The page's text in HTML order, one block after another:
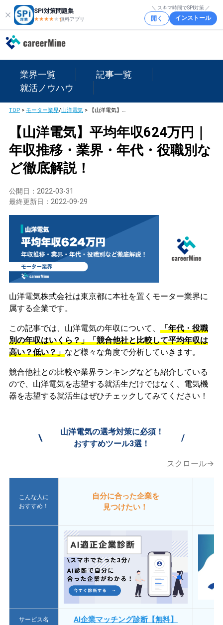
SPI対策問題集
★★★★ ★★
無料アプリ
＼ スキマ時間でSPI対策 ／
開く インストール
業界一覧
記事一覧
就活ノウハウ
TOP> モーター業界/山洋電気> 【山洋電気】平均年収624万円｜年収推移・業界・年代・役職別など徹底解説！
【山洋電気】平均年収624万円｜
年収推移・業界・年代・役職別な
ど徹底解説！
公開日： 2022-03-31
最終更新日： 2022-09-29
山洋電気株式会社は東京都に本社を置くモーター業界に
属する企業です。
この記事では、山洋電気の年収について、 「年代・役職
別の年収はいくら？」「競合他社と比較して平均年収は
高い？低い？」など様々な角度で分析していきます。
競合他社との比較や業界ランキングなども紹介している
ので、山洋電気を志望する就活生だけではなく、電気機
器を志望する就活生はぜひチェックしてみてください！
\
山洋電気の選考対策に必須！
おすすめツール3選！
/
スクロール→
こんな人に
おすすめ！
自分に合った企業を
見つけたい！
サービス名 AI企業マッチング診断【無料】